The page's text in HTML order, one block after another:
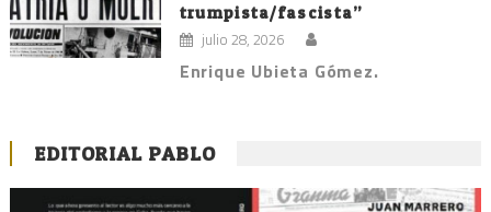
trumpista/fascista”
julio 28, 2026
Enrique Ubieta Gómez.
EDITORIAL PABLO